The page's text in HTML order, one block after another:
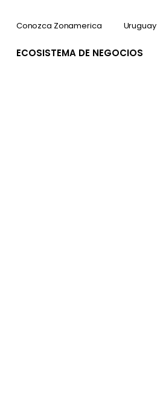
ECOSISTEMA DE NEGOCIOS
Conozca Zonamerica Uruguay